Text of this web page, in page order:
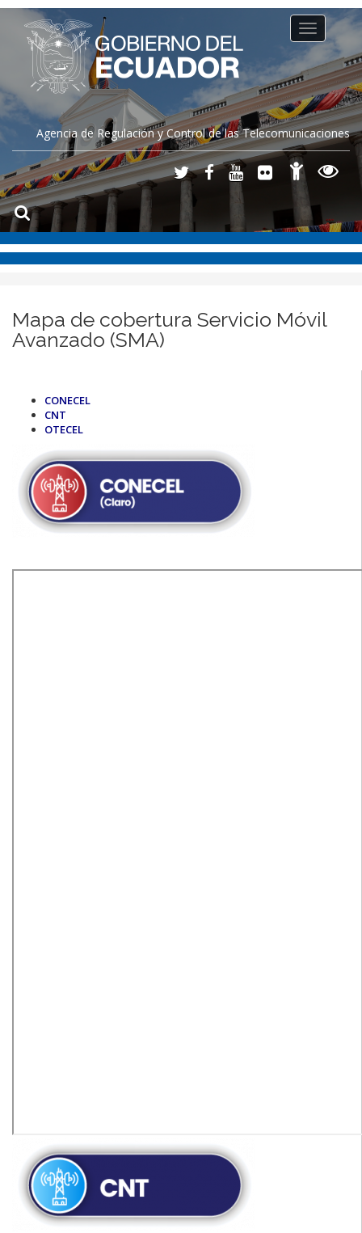
Agencia de Regulación y Control de las Telecomunicaciones
Toggle
navigation
Mapa de cobertura Servicio Móvil
Avanzado (SMA)
CONECEL
CNT
OTECEL